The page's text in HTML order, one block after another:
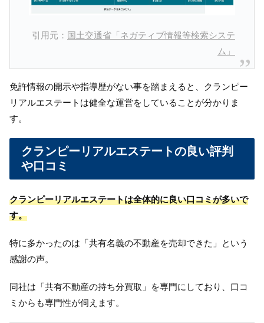
引用元： 国土交通省「ネガティブ情報等検索システ
ム」
免許情報の開示や指導歴がない事を踏まえると、クランピー
リアルエステートは健全な運営をしていることが分かりま
す。
クランピーリアルエステートの良い評判
や口コミ
クランピーリアルエステートは全体的に良い口コミが多いで
す。
特に多かったのは「共有名義の不動産を売却できた」という
感謝の声。
同社は「共有不動産の持ち分買取」を専門にしており、口コ
ミからも専門性が伺えます。